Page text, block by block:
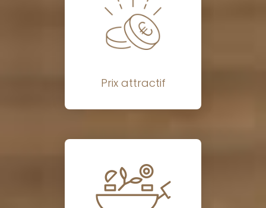
Prix attractif